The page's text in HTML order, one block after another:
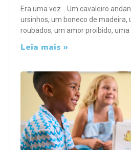
Era uma vez… Um cavaleiro
ursinhos, um boneco de madeira,
roubados, um amor proibido,
Leia mais »